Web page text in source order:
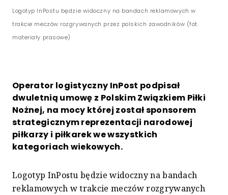
Logotyp InPostu będzie widoczny na bandach reklamowych w
trakcie meczów rozgrywanych przez polskich zawodników (fot.
materiały prasowe)
Operator logistyczny InPost podpisał
dwuletnią umowę z Polskim Związkiem Piłki
Nożnej, na mocy której został sponsorem
strategicznym reprezentacji narodowej
piłkarzy i piłkarek we wszystkich
kategoriach wiekowych.
Logotyp InPostu będzie widoczny na bandach
reklamowych w trakcie meczów rozgrywanych